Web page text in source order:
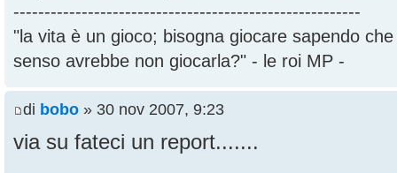
--------------------------------------------------------
"la vita è un gioco; bisogna giocare sapendo
senso avrebbe non giocarla?" - le roi MP -
di bobo » 30 nov 2007, 9:23
via su fateci un report.......